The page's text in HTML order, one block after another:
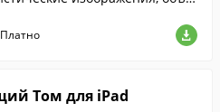
Платно
Том для iPad